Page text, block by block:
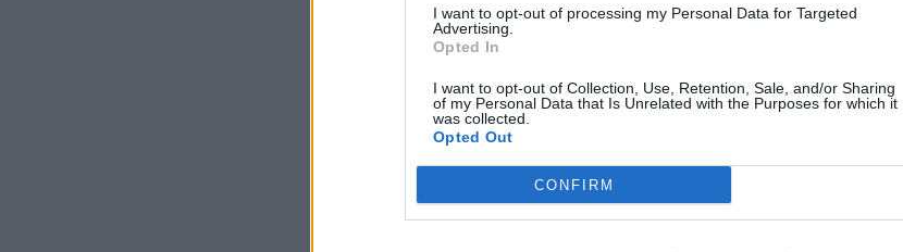
I want to opt-out of processing my Personal Data for Targeted
Advertising.
Opted In
I want to opt-out of Collection, Use, Retention, Sale, and/or Sharing
of my Personal Data that Is Unrelated with the Purposes for which it
was collected.
Opted Out
CONFIRM